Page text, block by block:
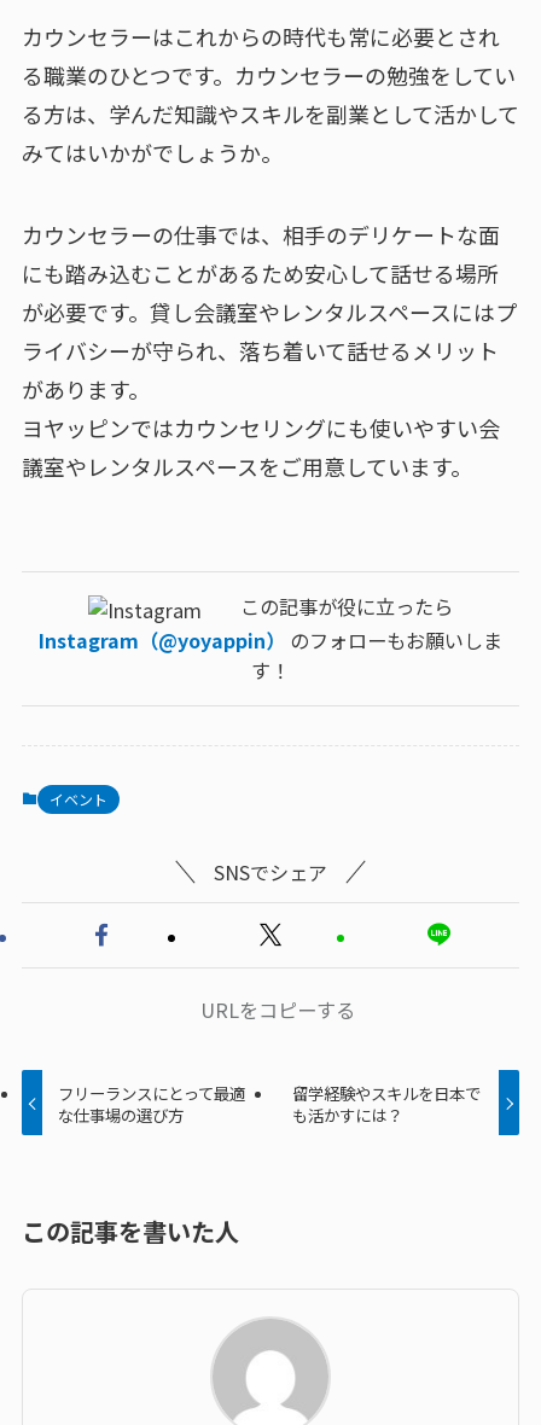
カウンセラーはこれからの時代も常に必要とされ
る職業のひとつです。カウンセラーの勉強をしてい
る方は、学んだ知識やスキルを副業として活かして
みてはいかがでしょうか。
カウンセラーの仕事では、相手のデリケートな面
にも踏み込むことがあるため安心して話せる場所
が必要です。貸し会議室やレンタルスペースにはプ
ライバシーが守られ、落ち着いて話せるメリット
があります。
ヨヤッピンではカウンセリングにも使いやすい会
議室やレンタルスペースをご用意しています。
この記事が役に立ったら
Instagram（@yoyappin）
のフォローもお願いしま
す！
イベント
SNSでシェア
URLをコピーする
フリーランスにとって最適
な仕事場の選び方
留学経験やスキルを日本で
も活かすには？
この記事を書いた人